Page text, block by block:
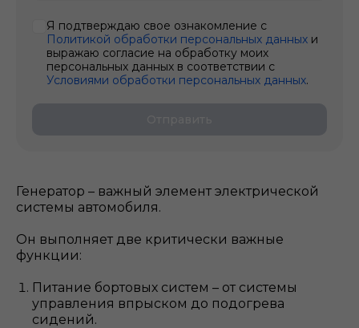
Генератор – важный элемент электрической
системы автомобиля.
Он выполняет две критически важные
функции:
Питание бортовых систем – от системы
управления впрыском до подогрева
сидений.
Я подтверждаю свое ознакомление с
Политикой обработки персональных данных и
выражаю согласие на обработку моих
персональных данных в соответствии с
Условиями обработки персональных данных.